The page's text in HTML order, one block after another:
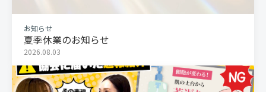
お知らせ
夏季休業のお知らせ
2026.08.03